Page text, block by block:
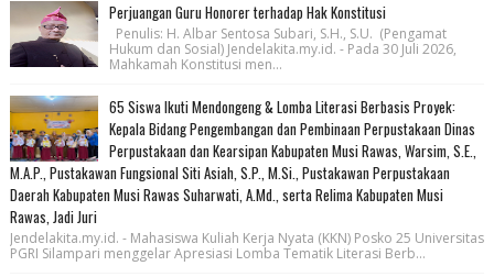
Perjuangan Guru Honorer terhadap Hak Konstitusi
Penulis: H. Albar Sentosa Subari, S.H., S.U. (Pengamat
Hukum dan Sosial) Jendelakita.my.id. - Pada 30 Juli 2026,
Mahkamah Konstitusi men...
65 Siswa Ikuti Mendongeng & Lomba Literasi Berbasis Proyek:
Kepala Bidang Pengembangan dan Pembinaan Perpustakaan Dinas
Perpustakaan dan Kearsipan Kabupaten Musi Rawas, Warsim, S.E.,
M.A.P., Pustakawan Fungsional Siti Asiah, S.P., M.Si., Pustakawan Perpustakaan
Daerah Kabupaten Musi Rawas Suharwati, A.Md., serta Relima Kabupaten Musi
Rawas, Jadi Juri
Jendelakita.my.id. - Mahasiswa Kuliah Kerja Nyata (KKN) Posko 25 Universitas
PGRI Silampari menggelar Apresiasi Lomba Tematik Literasi Berb...